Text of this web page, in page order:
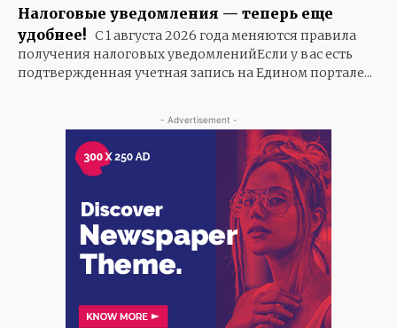
Налоговые уведомления — теперь еще
удобнее! С 1 августа 2026 года меняются правила
получения налоговых уведомленийЕсли у вас есть
подтвержденная учетная запись на Едином портале...
- Advertisement -